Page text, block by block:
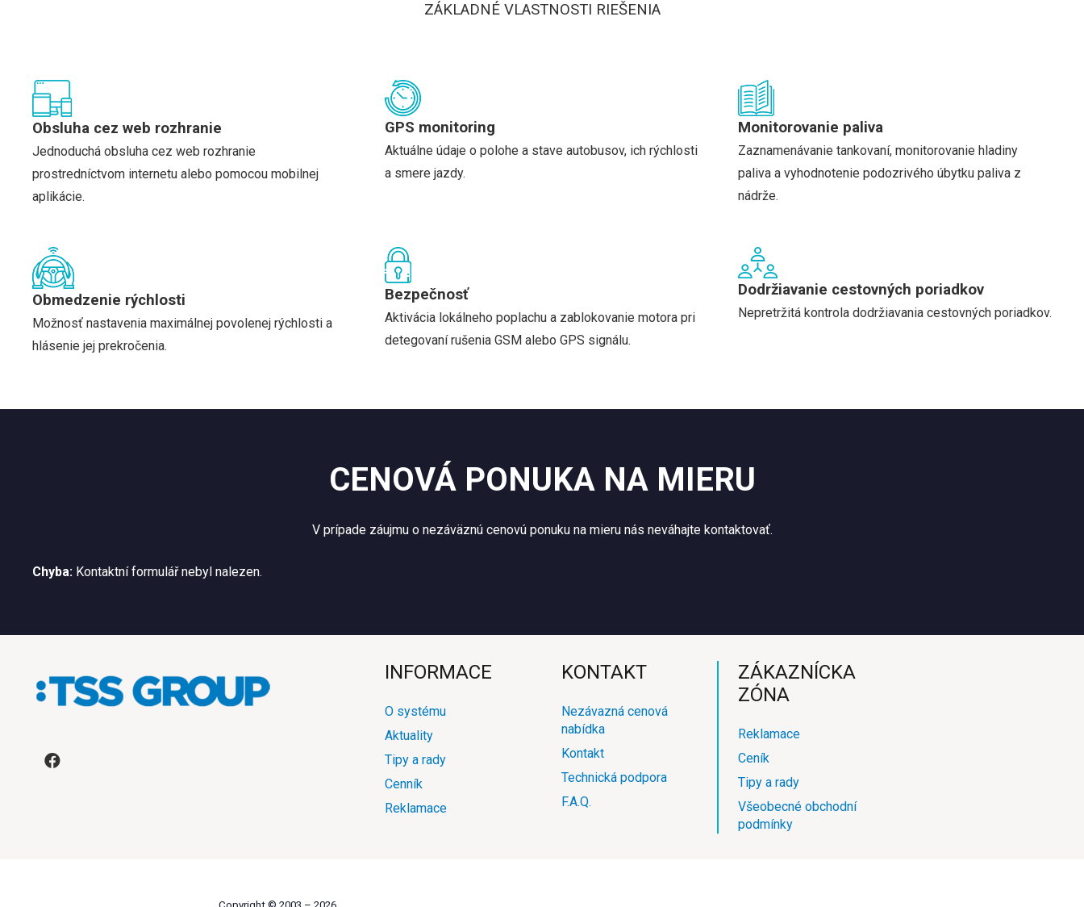
ZÁKLADNÉ VLASTNOSTI RIEŠENIA
Obsluha cez web rozhranie
Jednoduchá obsluha cez web rozhranie
prostredníctvom internetu alebo pomocou mobilnej
aplikácie.
GPS monitoring
Aktuálne údaje o polohe a stave autobusov, ich rýchlosti
a smere jazdy.
Monitorovanie paliva
Zaznamenávanie tankovaní, monitorovanie hladiny
paliva a vyhodnotenie podozrivého úbytku paliva z
nádrže.
Obmedzenie rýchlosti
Možnosť nastavenia maximálnej povolenej rýchlosti a
hlásenie jej prekročenia.
Bezpečnosť
Aktivácia lokálneho poplachu a zablokovanie motora pri
detegovaní rušenia GSM alebo GPS signálu.
Dodržiavanie cestovných poriadkov
Nepretržitá kontrola dodržiavania cestovných poriadkov.
CENOVÁ PONUKA NA MIERU
V prípade záujmu o nezáväznú cenovú ponuku na mieru nás neváhajte kontaktovať.
Chyba: Kontaktní formulář nebyl nalezen.
INFORMACE
O systému
Aktuality
Tipy a rady
Cenník
Reklamace
KONTAKT
Nezávazná cenová
nabídka
Kontakt
Technická podpora
F.A.Q.
ZÁKAZNÍCKA
ZÓNA
Reklamace
Ceník
Tipy a rady
Všeobecné obchodní
podmínky